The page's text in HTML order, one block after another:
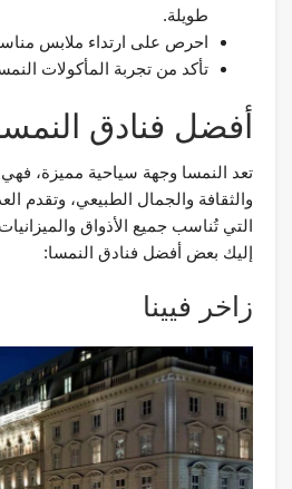
طويلة.
احرص على ارتداء ملابس
تأكد من تجربة المأكولات
أفضل فنادق
تعد النمسا وجهة سياحية مميزة، فهي
والثقافة والجمال الطبيعي، وتقدم
التي تُناسب جميع الأذواق
إليك بعض أفضل فنادق النمسا:
زاخر فيينا